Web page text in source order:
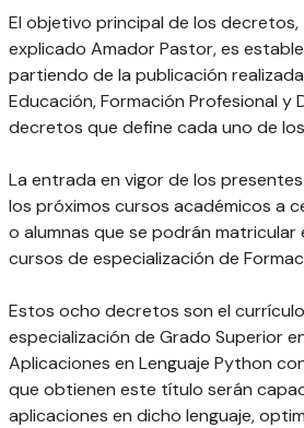
El objetivo principal de los
explicado Amador Pastor, es
partiendo de la publicación
Educación, Formación Profesional y
decretos que define cada uno de
La entrada en vigor de los
los próximos cursos académicos a
o alumnas que se podrán
cursos de especialización de
Estos ocho decretos son el
especialización de Grado Superior
Aplicaciones en Lenguaje Python
que obtienen este título serán
aplicaciones en dicho lenguaje,